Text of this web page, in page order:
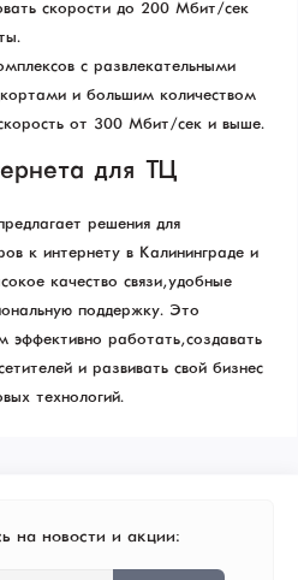
скорости до 200 Мбит/сек
с развлекательными
и большим количеством
от 300 Мбит/сек и выше.
для ТЦ
решения для
к интернету в Калининграде и
качество связи, удобные
поддержку. Это
работать, создавать
и развивать свой бизнес
технологий.
на новости и акции: